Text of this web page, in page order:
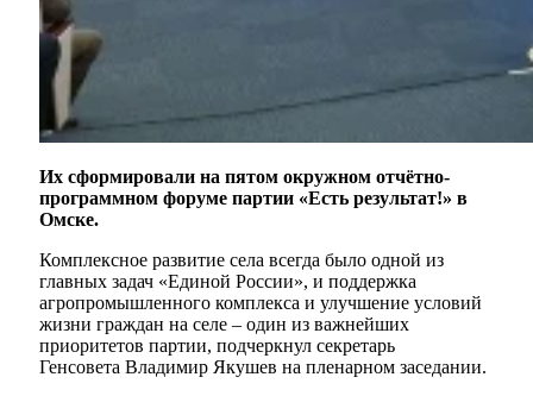
Их сформировали на пятом окружном отчётно-
программном форуме партии «Есть результат!» в
Омске.
Комплексное развитие села всегда было одной из
главных задач «Единой России», и поддержка
агропромышленного комплекса и улучшение условий
жизни граждан на селе – один из важнейших
приоритетов партии, подчеркнул секретарь
Генсовета Владимир Якушев на пленарном заседании.